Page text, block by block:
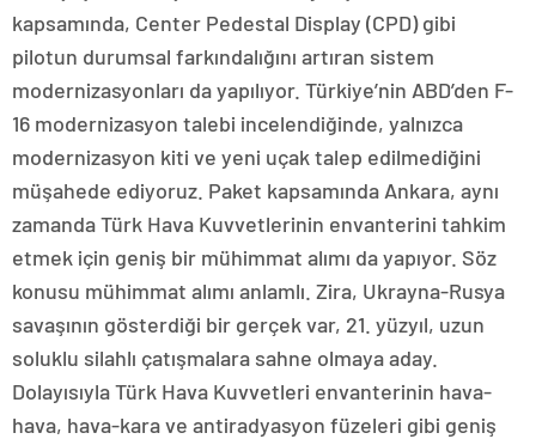
kapsamında, Center Pedestal Display (CPD) gibi
pilotun durumsal farkındalığını artıran sistem
modernizasyonları da yapılıyor. Türkiye’nin ABD’den F-
16 modernizasyon talebi incelendiğinde, yalnızca
modernizasyon kiti ve yeni uçak talep edilmediğini
müşahede ediyoruz. Paket kapsamında Ankara, aynı
zamanda Türk Hava Kuvvetlerinin envanterini tahkim
etmek için geniş bir mühimmat alımı da yapıyor. Söz
konusu mühimmat alımı anlamlı. Zira, Ukrayna-Rusya
savaşının gösterdiği bir gerçek var, 21. yüzyıl, uzun
soluklu silahlı çatışmalara sahne olmaya aday.
Dolayısıyla Türk Hava Kuvvetleri envanterinin hava-
hava, hava-kara ve antiradyasyon füzeleri gibi geniş